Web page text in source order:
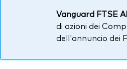
Vanguard FTSE
di azioni dei
dell'annuncio dei